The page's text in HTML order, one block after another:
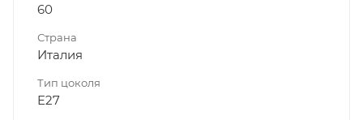
60
Страна
Италия
Тип цоколя
E27